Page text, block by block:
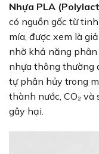
Nhựa PLA
có nguồn gốc từ
mía, được xem là
nhờ khả năng
nhựa thông thường
tự phân hủy trong
thành nước, CO₂
gây hại.